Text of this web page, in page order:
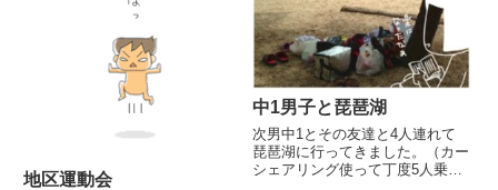
地区運動会
中1男子と琵琶湖
次男中1とその友達と4人連れて
琵琶湖に行ってきました。（カー
シェアリング使って丁度5人乗り